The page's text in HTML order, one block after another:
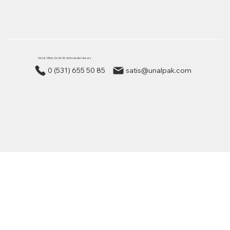
Gimat 3.Blok, No:44-45, Yenimahalle/ Ankara
0 (531) 655 50 85 satis@unalpak.com